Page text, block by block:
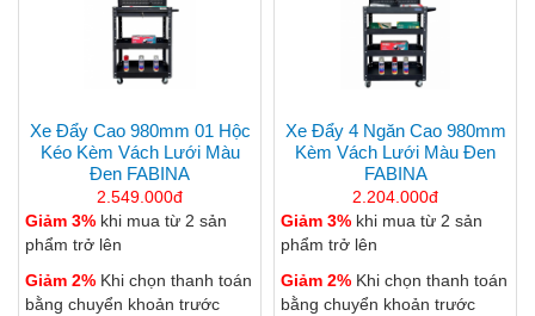
Xe Đẩy Cao 980mm 01 Hộc
Kéo Kèm Vách Lưới Màu
Đen FABINA
2.549.000đ
Giảm 3% khi mua từ 2 sản
phẩm trở lên
Giảm 2% Khi chọn thanh toán
bằng chuyển khoản trước
Xe Đẩy 4 Ngăn Cao 980mm
Kèm Vách Lưới Màu Đen
FABINA
2.204.000đ
Giảm 3% khi mua từ 2 sản
phẩm trở lên
Giảm 2% Khi chọn thanh toán
bằng chuyển khoản trước